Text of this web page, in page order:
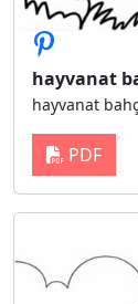
hayvanat
hayvanat
PDF